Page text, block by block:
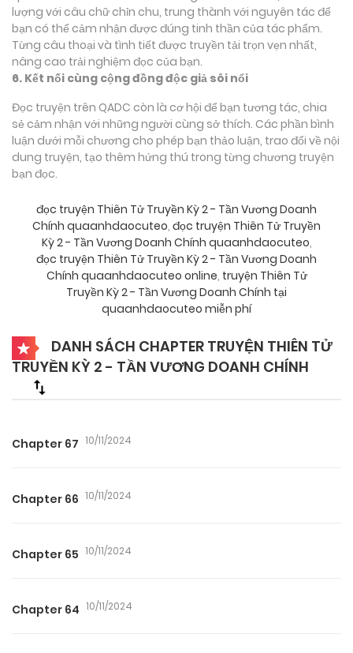
lượng với câu chữ chỉn chu, trung thành với nguyên tác để
bạn có thể cảm nhận được đúng tinh thần của tác phẩm.
Từng câu thoại và tình tiết được truyền tải trọn vẹn nhất,
nâng cao trải nghiệm đọc của bạn.
6. Kết nối cùng cộng đồng độc giả sôi nổi
Đọc truyện trên QADC còn là cơ hội để bạn tương tác, chia
sẻ cảm nhận với những người cùng sở thích. Các phần bình
luận dưới mỗi chương cho phép bạn thảo luận, trao đổi về nội
dung truyện, tạo thêm hứng thú trong từng chương truyện
bạn đọc.
đọc truyện Thiên Tử Truyền Kỳ 2 - Tần Vương Doanh
Chính quaanhdaocuteo, đọc truyện Thiên Tử Truyền
Kỳ 2 - Tần Vương Doanh Chính quaanhdaocuteo,
đọc truyện Thiên Tử Truyền Kỳ 2 - Tần Vương Doanh
Chính quaanhdaocuteo online, truyện Thiên Tử
Truyền Kỳ 2 - Tần Vương Doanh Chính tại
quaanhdaocuteo miễn phí
DANH SÁCH CHAPTER TRUYỆN THIÊN TỬ
TRUYỀN KỲ 2 - TẦN VƯƠNG DOANH CHÍNH
Chapter 67 10/11/2024
Chapter 66 10/11/2024
Chapter 65 10/11/2024
Chapter 64 10/11/2024